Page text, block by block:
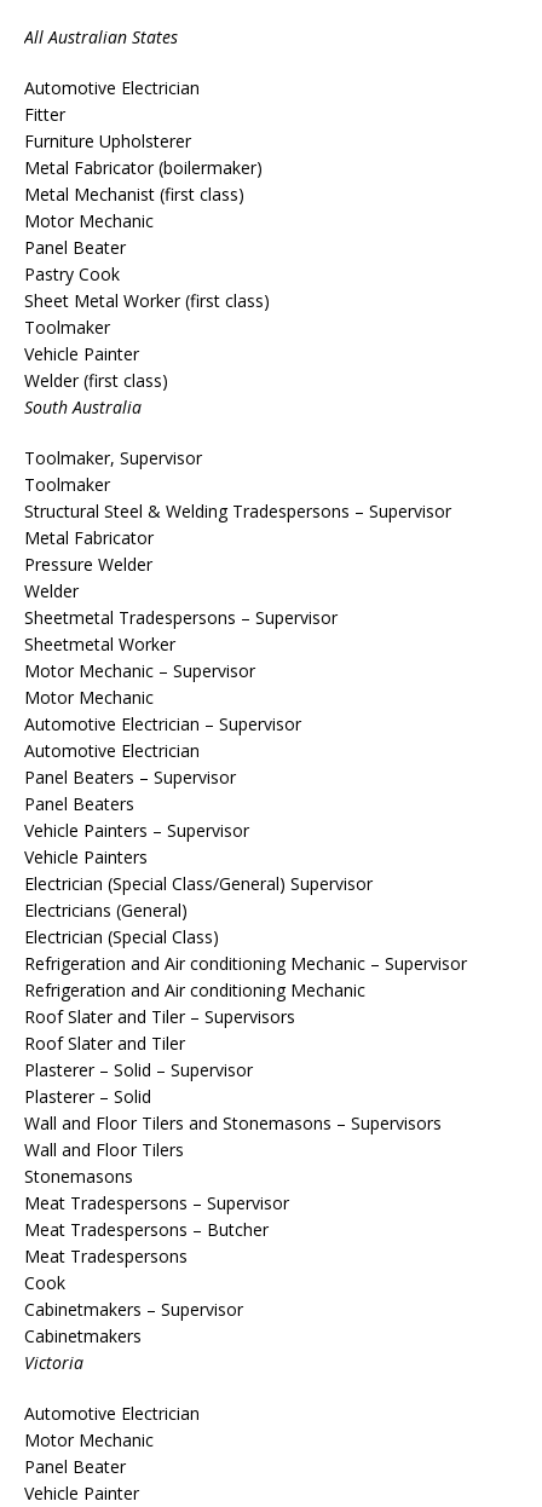
All Australian States
Automotive Electrician
Fitter
Furniture Upholsterer
Metal Fabricator (boilermaker)
Metal Mechanist (first class)
Motor Mechanic
Panel Beater
Pastry Cook
Sheet Metal Worker (first class)
Toolmaker
Vehicle Painter
Welder (first class)
South Australia
Toolmaker, Supervisor
Toolmaker
Structural Steel & Welding Tradespersons – Supervisor
Metal Fabricator
Pressure Welder
Welder
Sheetmetal Tradespersons – Supervisor
Sheetmetal Worker
Motor Mechanic – Supervisor
Motor Mechanic
Automotive Electrician – Supervisor
Automotive Electrician
Panel Beaters – Supervisor
Panel Beaters
Vehicle Painters – Supervisor
Vehicle Painters
Electrician (Special Class/General) Supervisor
Electricians (General)
Electrician (Special Class)
Refrigeration and Air conditioning Mechanic – Supervisor
Refrigeration and Air conditioning Mechanic
Roof Slater and Tiler – Supervisors
Roof Slater and Tiler
Plasterer – Solid – Supervisor
Plasterer – Solid
Wall and Floor Tilers and Stonemasons – Supervisors
Wall and Floor Tilers
Stonemasons
Meat Tradespersons – Supervisor
Meat Tradespersons – Butcher
Meat Tradespersons
Cook
Cabinetmakers – Supervisor
Cabinetmakers
Victoria
Automotive Electrician
Motor Mechanic
Panel Beater
Vehicle Painter